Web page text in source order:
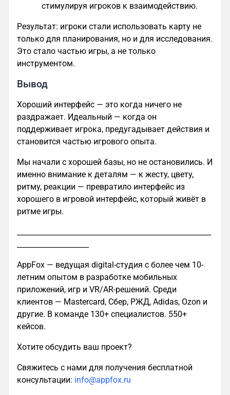
стимулируя игроков к взаимодействию.
Результат: игроки стали использовать карту не
только для планирования, но и для исследования.
Это стало частью игры, а не только
инструментом.
Вывод
Хороший интерфейс — это когда ничего не
раздражает. Идеальный — когда он
поддерживает игрока, предугадывает действия и
становится частью игрового опыта.
Мы начали с хорошей базы, но не остановились. И
именно внимание к деталям — к жесту, цвету,
ритму, реакции — превратило интерфейс из
хорошего в игровой интерфейс, который живёт в
ритме игры.
AppFox — ведущая digital-студия с более чем 10-
летним опытом в разработке мобильных
приложений, игр и VR/AR-решений. Среди
клиентов — Mastercard, Сбер, РЖД, Adidas, Ozon и
другие. В команде 130+ специалистов. 550+
кейсов.
Хотите обсудить ваш проект?
Свяжитесь с нами для получения бесплатной
консультации: info@appfox.ru